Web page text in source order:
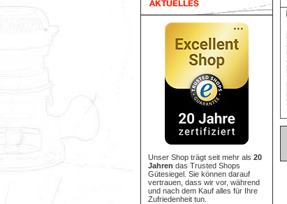
Unser Shop trägt seit mehr als 20
Jahren das Trusted Shops
Gütesiegel. Sie können darauf
vertrauen, dass wir vor, während
und nach dem Kauf alles für Ihre
Zufriedenheit tun.